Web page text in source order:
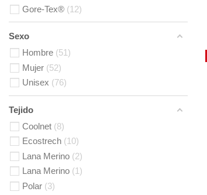
Gore-Tex®
12
Sexo
Hombre 51
Mujer 52
Unisex
76
Tejido
Coolnet 8
Ecostrech
10
Lana Merino 2
Lana Merino
1
Polar 3